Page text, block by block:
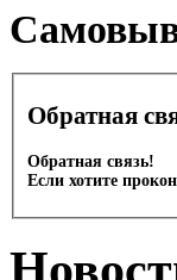
Обратная
Обратная связь!
Если хотите